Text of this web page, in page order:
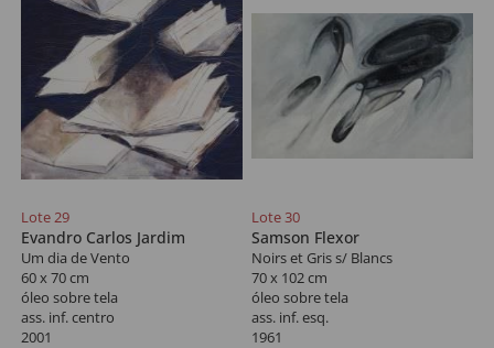
Lote 29
Evandro Carlos Jardim
Um dia de Vento
60 x 70 cm
óleo sobre tela
ass. inf. centro
2001
Lote 30
Samson Flexor
Noirs et Gris s/ Blancs
70 x 102 cm
óleo sobre tela
ass. inf. esq.
1961